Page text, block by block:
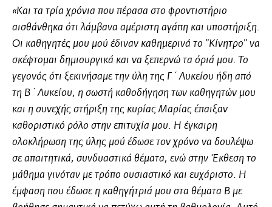
«Και τα τρία χρόνια που πέρασα στο φροντιστήριο
αισθάνθηκα ότι λάμβανα αμέριστη αγάπη και υποστήριξη.
Οι καθηγητές μου μού έδιναν καθημερινά το "Κίνητρο" να
σκέφτομαι δημιουργικά και να ξεπερνώ τα όριά μου. Το
γεγονός ότι ξεκινήσαμε την ύλη της Γ΄ Λυκείου ήδη από
τη Β΄ Λυκείου, η σωστή καθοδήγηση των καθηγητών μου
και η συνεχής στήριξη της κυρίας Μαρίας έπαιξαν
καθοριστικό ρόλο στην επιτυχία μου. Η έγκαιρη
ολοκλήρωση της ύλης μού έδωσε τον χρόνο να δουλέψω
σε απαιτητικά, συνδυαστικά θέματα, ενώ στην Έκθεση το
μάθημα γινόταν με τρόπο ουσιαστικό και ευχάριστο. Η
έμφαση που έδωσε η καθηγήτριά μου στα θέματα Β με